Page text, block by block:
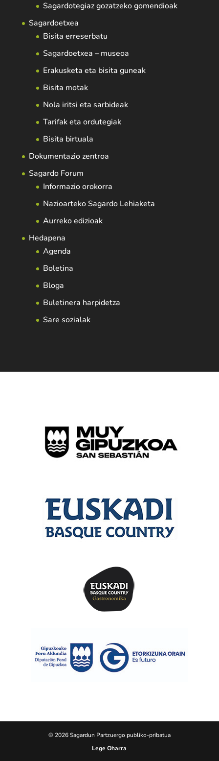
Sagardotegiaz gozatzeko gomendioak
Sagardoetxea
Bisita erreserbatu
Sagardoetxea – museoa
Erakusketa eta bisita guneak
Bisita motak
Nola iritsi eta sarbideak
Tarifak eta ordutegiak
Bisita birtuala
Dokumentazio zentroa
Sagardo Forum
Informazio orokorra
Nazioarteko Sagardo Lehiaketa
Aurreko edizioak
Hedapena
Agenda
Boletina
Bloga
Buletinera harpidetza
Sare sozialak
© 2026 Sagardun Partzuergo publiko-pribatua
Lege Oharra